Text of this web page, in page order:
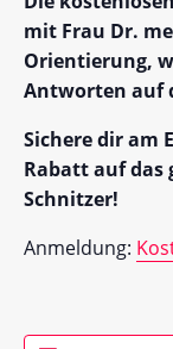
mit Frau Dr.
Orientierung,
Antworten auf
Sichere dir am
Rabatt auf
Schnitzer!
Anmeldung: